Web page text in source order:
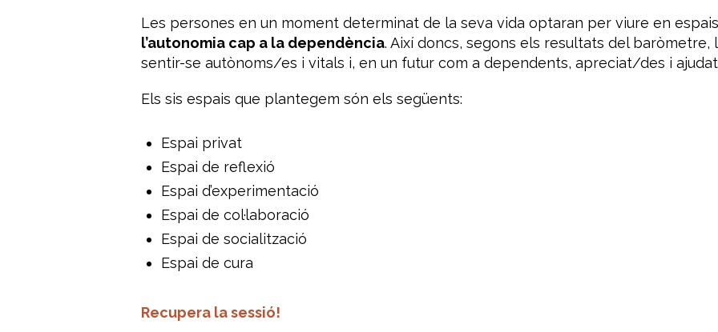
Les persones en un moment determinat de la seva vida optaran per viure en
l’autonomia cap a la dependència. Així doncs, segons els resultats del
sentir-se autònoms/es i vitals i, en un futur com a dependents, apreciat/des i
Els sis espais que plantegem són els següents:
Espai privat
Espai de reflexió
Espai d’experimentació
Espai de col·laboració
Espai de socialització
Espai de cura
Recupera la sessió!